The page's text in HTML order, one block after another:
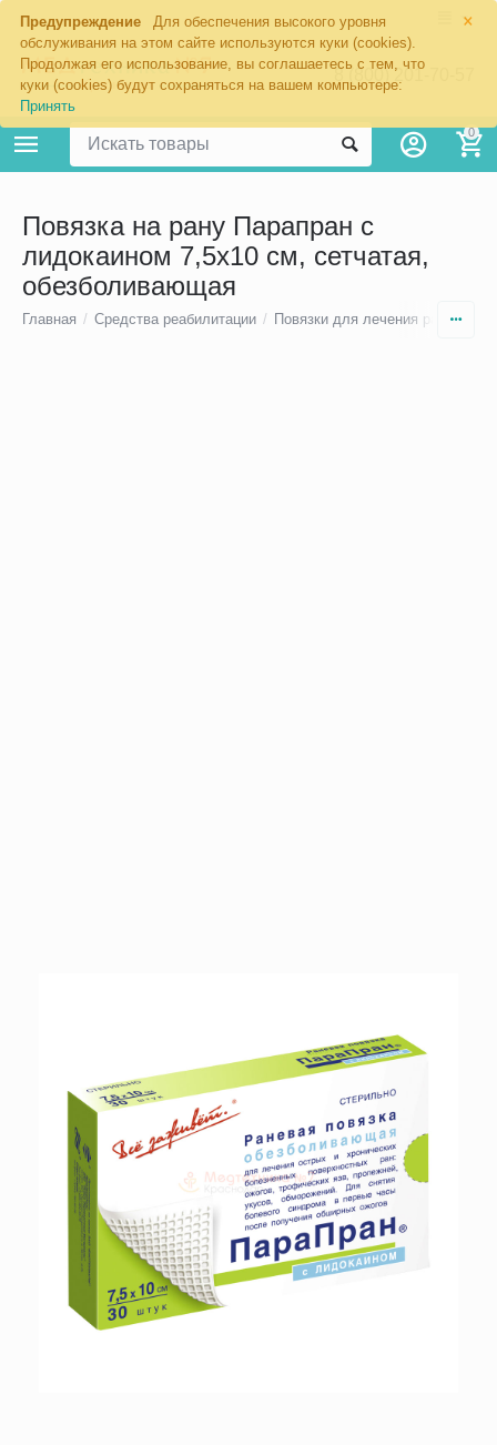
×
Предупреждение
Для обеспечения высокого уровня
обслуживания на этом сайте используются куки (cookies).
Продолжая его использование, вы соглашаетесь с тем, что
куки (cookies) будут сохраняться на вашем компьютере:
Принять
8 (800) 201-70-57
0
Повязка на рану Парапран с
лидокаином 7,5х10 см, сетчатая,
обезболивающая
Главная / Средства реабилитации / Повязки для лечения ран /